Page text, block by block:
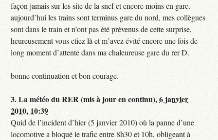
façon jamais sur les site de la sncf et encore moins en gare.
aujourd’hui les trains sont terminus gare du nord, mes collègues
sont dans le train et n’ont pas été prévenus de cette surprise,
heureusement vous etiez là et m’avez évité encore une fois de
long moment d’attente dans ma chaleureuse gare du rer D.
bonne continuation et bon courage.
3.La météo du RER (mis à jour en continu),6 janvier
2010, 10:39
Quid de l’incident d’hier (5 janvier 2010) où la panne d’une
locomotive a bloqué le trafic entre 8h30 et 10h, obligeant à